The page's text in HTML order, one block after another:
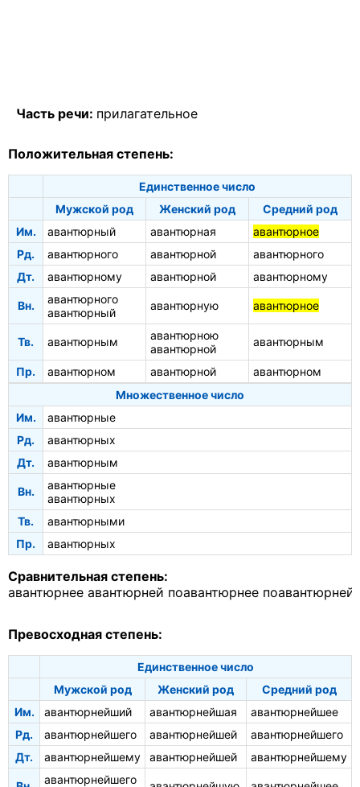
Часть речи: прилагательное
Положительная степень:
Единственное число
Мужской род
Женский род
Средний род
Им.
авантюрный авантюрная
авантюрное
Рд.
авантюрного авантюрной
авантюрного
Дт.
авантюрному авантюрной авантюрному
Вн.
авантюрного
авантюрный
авантюрную авантюрное
Тв. авантюрным
авантюрною
авантюрной
авантюрным
Пр. авантюрном авантюрной
авантюрном
Множественное число
Им.
авантюрные
Рд.
авантюрных
Дт.
авантюрным
Вн.
авантюрные
авантюрных
Тв.
авантюрными
Пр.
авантюрных
Сравнительная степень:
авантюрнее авантюрней поавантюрнее поавантюрней
Превосходная степень:
Единственное число
Мужской род
Женский род
Средний род
Им.
авантюрнейший авантюрнейшая
авантюрнейшее
Рд.
авантюрнейшего авантюрнейшей
авантюрнейшего
Дт.
авантюрнейшему авантюрнейшей авантюрнейшему
авантюрнейшего